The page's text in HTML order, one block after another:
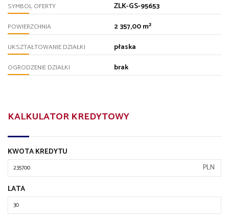
SYMBOL OFERTY ZLK-GS-95653
POWIERZCHNIA 2 357,00 m²
UKSZTAŁTOWANIE DZIAŁKI płaska
OGRODZENIE DZIAŁKI brak
KALKULATOR KREDYTOWY
KWOTA KREDYTU
PLN
LATA